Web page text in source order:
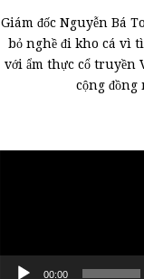
Giám đốc Nguyễn Bá
bỏ nghề đi kho cá vì
với ẩm thực cổ truyền
cộng đồng
00:00